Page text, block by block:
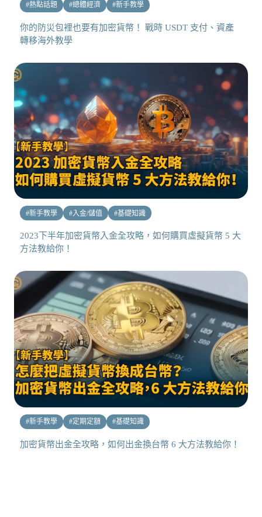
#熱點話題 #總體經濟 #新手教學
你的防災包裡也要有加密貨幣！ 戰時 USDT 支付、資產
轉移海外教學
#新手教學 #入金/儲值 #基礎知識
2023下半年加密貨幣入金全攻略，如何購買虛擬貨幣 5 大
方法教給你！
#新手教學 #定期定額 #基礎知識
加密貨幣出金全攻略，如何出金換台幣 6 大方法教給你！